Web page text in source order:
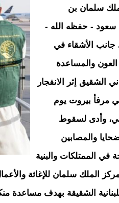
سلمان بن
سعود - حفظه الله -
جانب الأشقاء في
العون والمساعدة
الشقيق إثر الانفجار
مرفأ بيروت يوم
وأدى لسقوط
والمصابين
في الممتلكات والبنية
مركز الملك سلمان للإغاثة
الشقيقة بهدف مساعدة